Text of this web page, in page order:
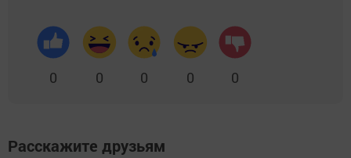
0 0 0 0 0
Расскажите друзьям